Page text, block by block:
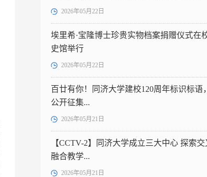
2026年05月22日
埃里希·宝隆博士珍贵实物档案捐赠仪式在
史馆举行
2026年05月22日
百廿有你！同济大学建校120周年标识标语
公开征集...
2026年05月21日
【CCTV-2】同济大学成立三大中心 探索交
融合教学...
2026年05月21日